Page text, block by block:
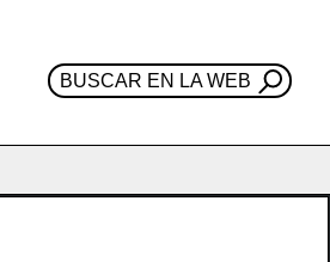
BUSCAR EN LA WEB